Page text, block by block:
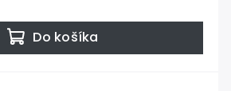
Do košíka